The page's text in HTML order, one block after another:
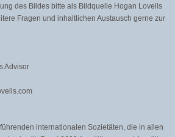
des Bildes bitte als Bildquelle Hogan Lovells
Fragen und inhaltlichen Austausch gerne zur
Advisor
internationalen Sozietäten, die in allen